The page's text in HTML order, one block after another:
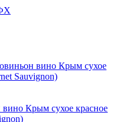
Крым сухое красное